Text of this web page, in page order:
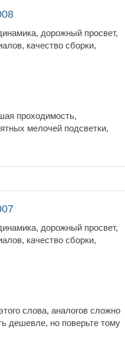
дорожный просвет,
качество сборки,
проходимость,
мелочей подсветки,
на передней панели.
высоту кузова вне
дорожный просвет,
качество сборки,
слова, аналогов сложно
дешевле, но поверьте тому